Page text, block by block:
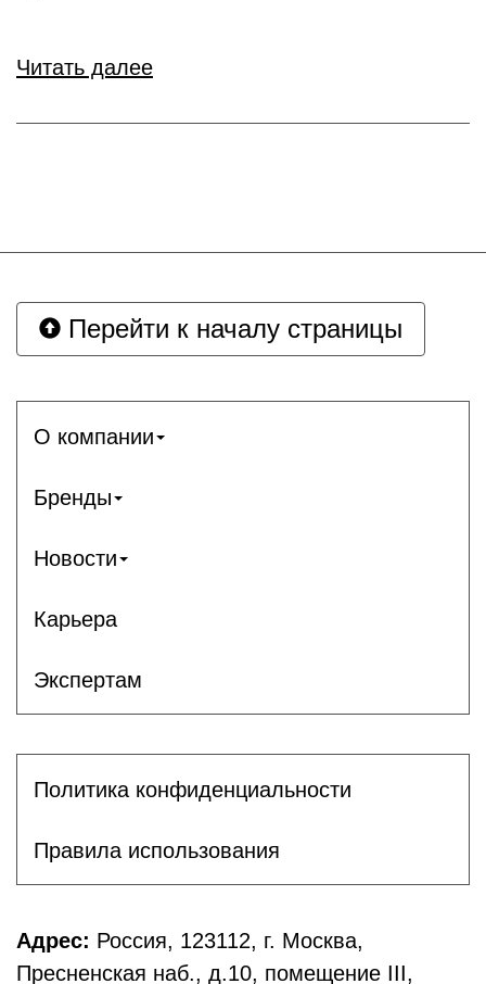
Читать далее
Перейти к началу страницы
О компании
Бренды
Новости
Карьера
Экспертам
Политика конфиденциальности
Правила использования
Адрес: Россия, 123112, г. Москва,
Пресненская наб., д.10, помещение III,